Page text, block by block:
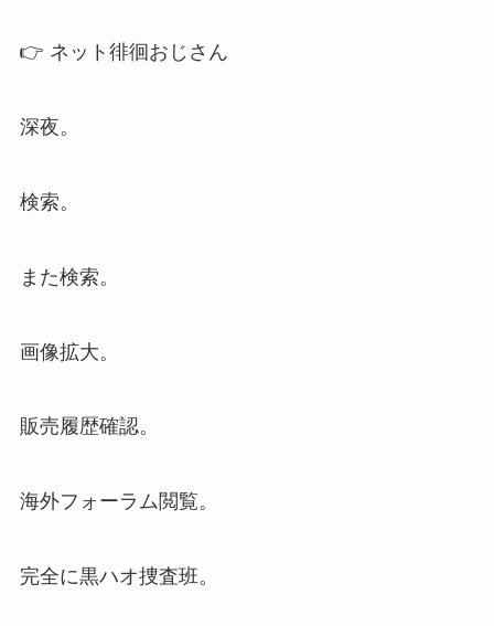
👉 ネット徘徊おじさん
深夜。
検索。
また検索。
画像拡大。
販売履歴確認。
海外フォーラム閲覧。
完全に黒ハオ捜査班。